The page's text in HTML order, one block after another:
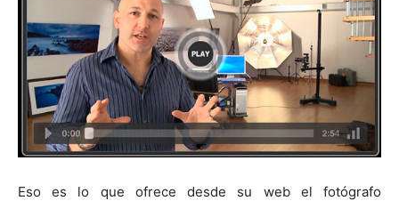
Eso es lo que ofrece desde su web el fotógrafo